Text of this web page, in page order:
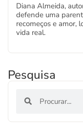
Diana Almeida,
defende uma
recomeços e amor,
vida real.
Pesquisa